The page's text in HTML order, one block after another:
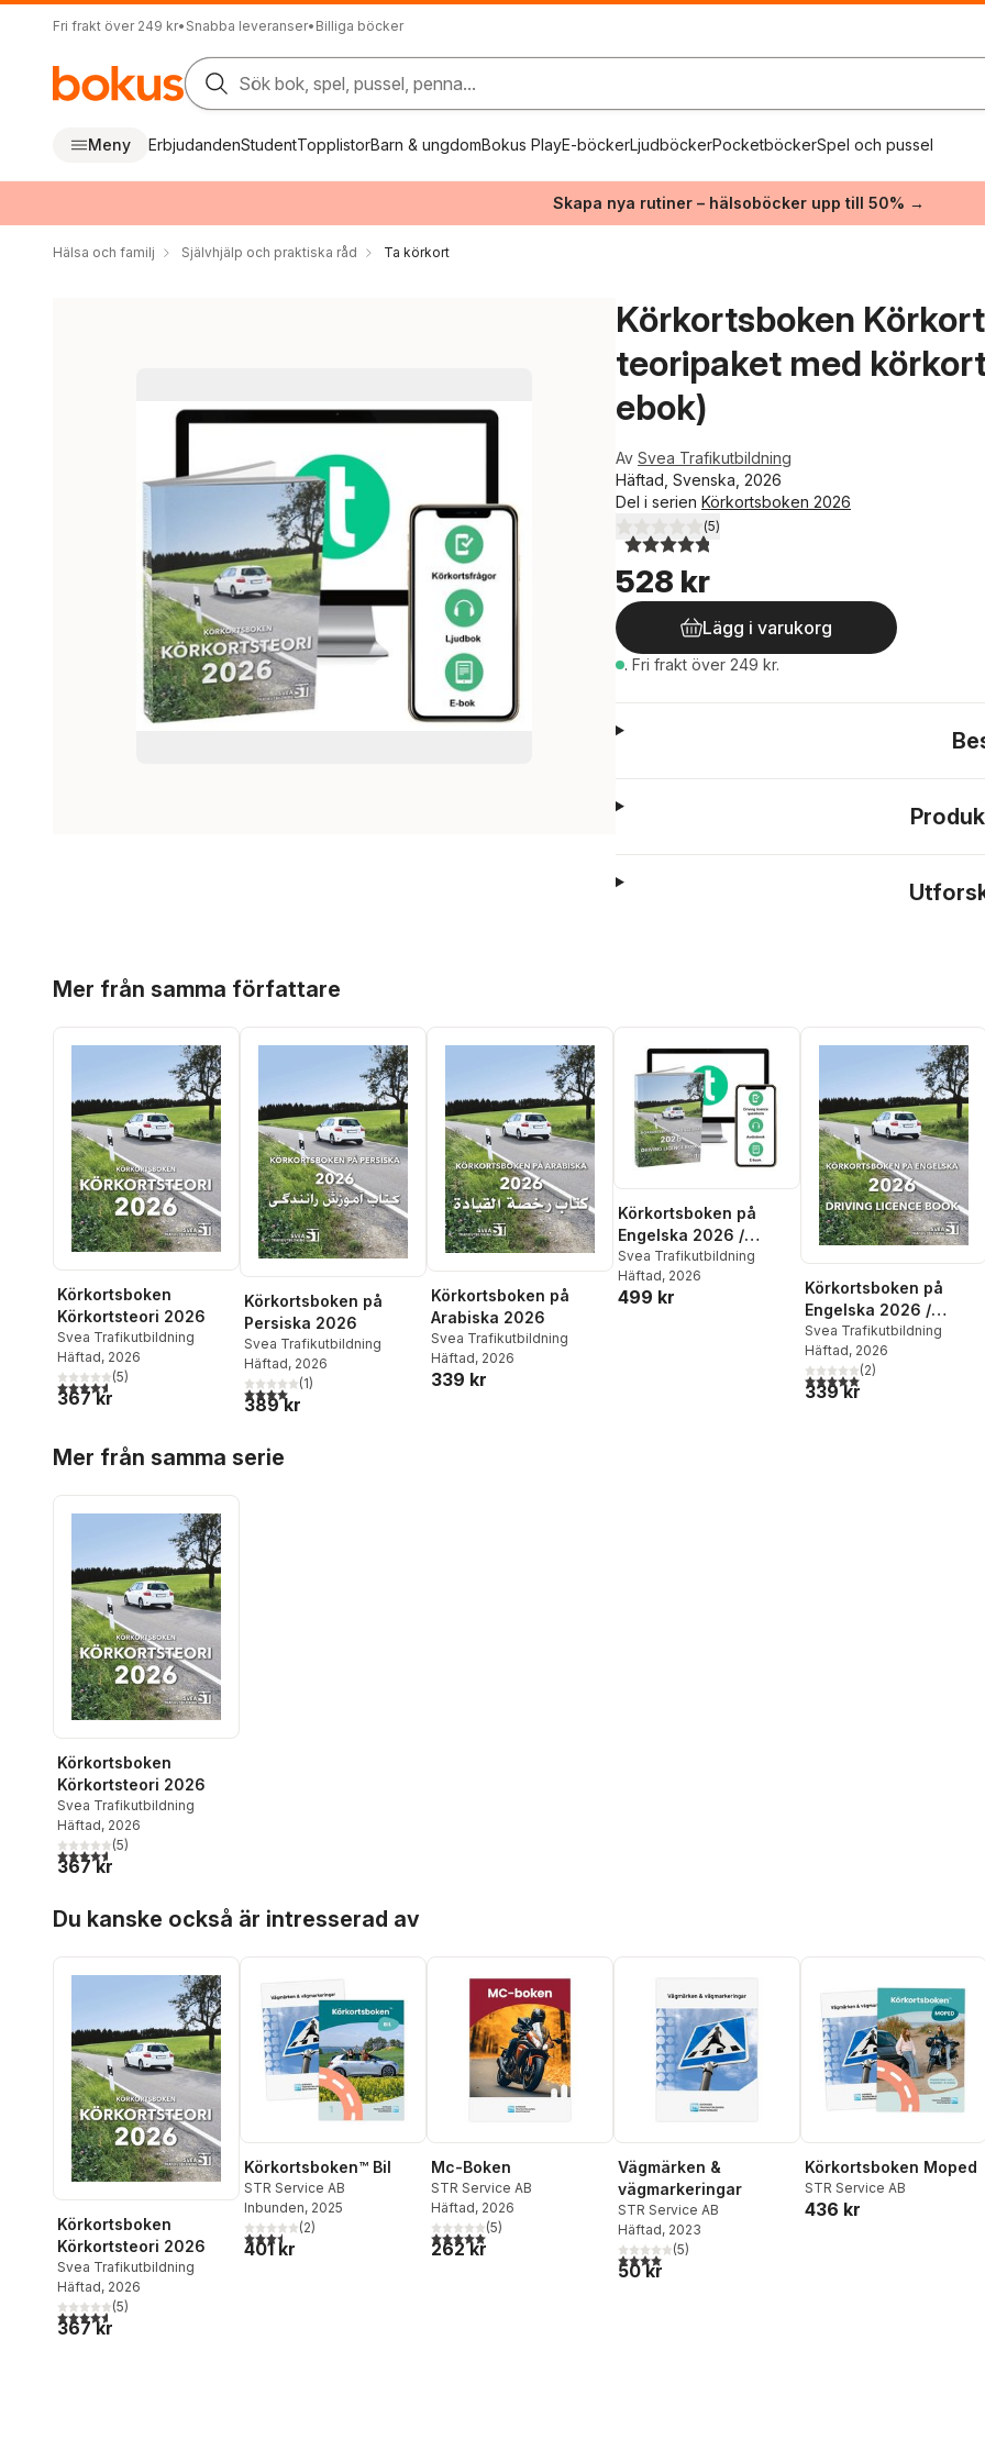
Fri frakt över 249 kr• Snabba leveranser• Billiga böcker
Sök bok, spel, pussel, penna...
Meny ErbjudandenStudentTopplistorBarn & ungdomBokus PlayE-böckerLjudböckerPocketböckerSpel och pussel
Skapa nya rutiner – hälsoböcker upp till 50% →
Hälsa och familj Självhjälp och praktiska råd Ta körkort
Körkortsboken
teoripaket med
ebok)
Av Svea Trafikutbildning
Häftad, Svenska, 2026
Del i serien Körkortsboken 2026
4,8utav 5 stjärnor. Totalt antal röster:
(5)
528 kr
Lägg i varukorg
. Fri frakt över 249 kr.
Mer från samma författare
Körkortsboken
Körkortsteori 2026
Svea Trafikutbildning
Häftad, 2026
4,6utav 5 stjärnor. Totalt antal röster:
(5)
367 kr
Körkortsboken på
Persiska 2026
Svea Trafikutbildning
Häftad, 2026
4,0utav 5 stjärnor. Totalt antal röster:
(1)
389 kr
Körkortsboken på
Arabiska 2026
Svea Trafikutbildning
Häftad, 2026
339 kr
Körkortsboken på
Engelska 2026 /
Driving licence book
(book + theory pack
with online exercises,
Svea Trafikutbildning
Häftad, 2026
499 kr
Körkortsboken på
Engelska 2026 /
Driving licence book
Svea Trafikutbildning
Häftad, 2026
5,0utav 5 stjärnor. Totalt
(2)
339 kr
Mer från samma serie
Körkortsboken
Körkortsteori 2026
Svea Trafikutbildning
Häftad, 2026
4,6utav 5 stjärnor. Totalt antal röster:
(5)
367 kr
Du kanske också är intresserad av
Körkortsboken
Körkortsteori 2026
Svea Trafikutbildning
Häftad, 2026
4,6utav 5 stjärnor. Totalt antal röster:
(5)
367 kr
Körkortsboken™ Bil
STR Service AB
Inbunden, 2025
3,5utav 5 stjärnor. Totalt antal röster:
(2)
401 kr
Mc-Boken
STR Service AB
Häftad, 2026
5,0utav 5 stjärnor. Totalt antal röster:
(5)
262 kr
Vägmärken &
vägmarkeringar
STR Service AB
Häftad, 2023
4,0utav 5 stjärnor. Totalt antal röster:
(5)
50 kr
Körkortsboken Moped
STR Service AB
436 kr